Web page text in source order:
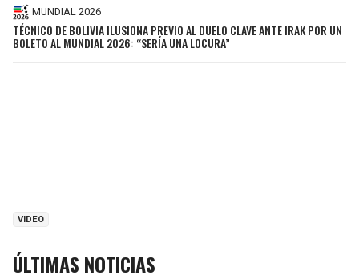
MUNDIAL 2026
TÉCNICO DE BOLIVIA ILUSIONA PREVIO AL DUELO CLAVE ANTE IRAK POR UN
BOLETO AL MUNDIAL 2026: “SERÍA UNA LOCURA”
VIDEO
ÚLTIMAS NOTICIAS